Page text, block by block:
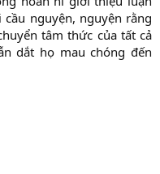
nguyện, nguyện rằng
tâm thức của tất cả
dắt họ mau chóng đến